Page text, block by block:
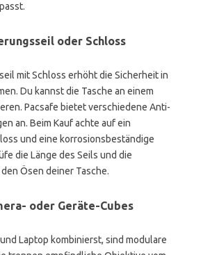
oder Schloss
mit Schloss erhöht die Sicherheit in
Du kannst die Tasche an einem
Pacsafe bietet verschiedene Anti-
an. Beim Kauf achte auf ein
und eine korrosionsbeständige
die Länge des Seils und die
Ösen deiner Tasche.
oder Geräte-Cubes
Laptop kombinierst, sind modulare